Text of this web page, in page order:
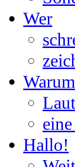
Wer
Warum
Hallo!